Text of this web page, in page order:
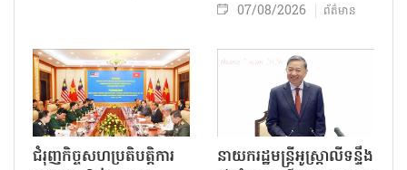
07/08/2026 ព័ត៌មាន
ជំរុញកិច្ចសហប្រតិបត្តិការ
នាយករដ្ឋមន្ត្រីអូស្ត្រាលីទន្ទឹង